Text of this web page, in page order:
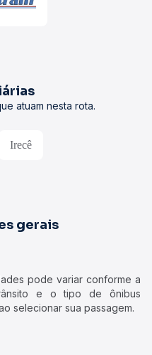
atuam nesta rota.
Irecê
gerais
pode variar conforme a
e o tipo de ônibus
selecionar sua passagem.